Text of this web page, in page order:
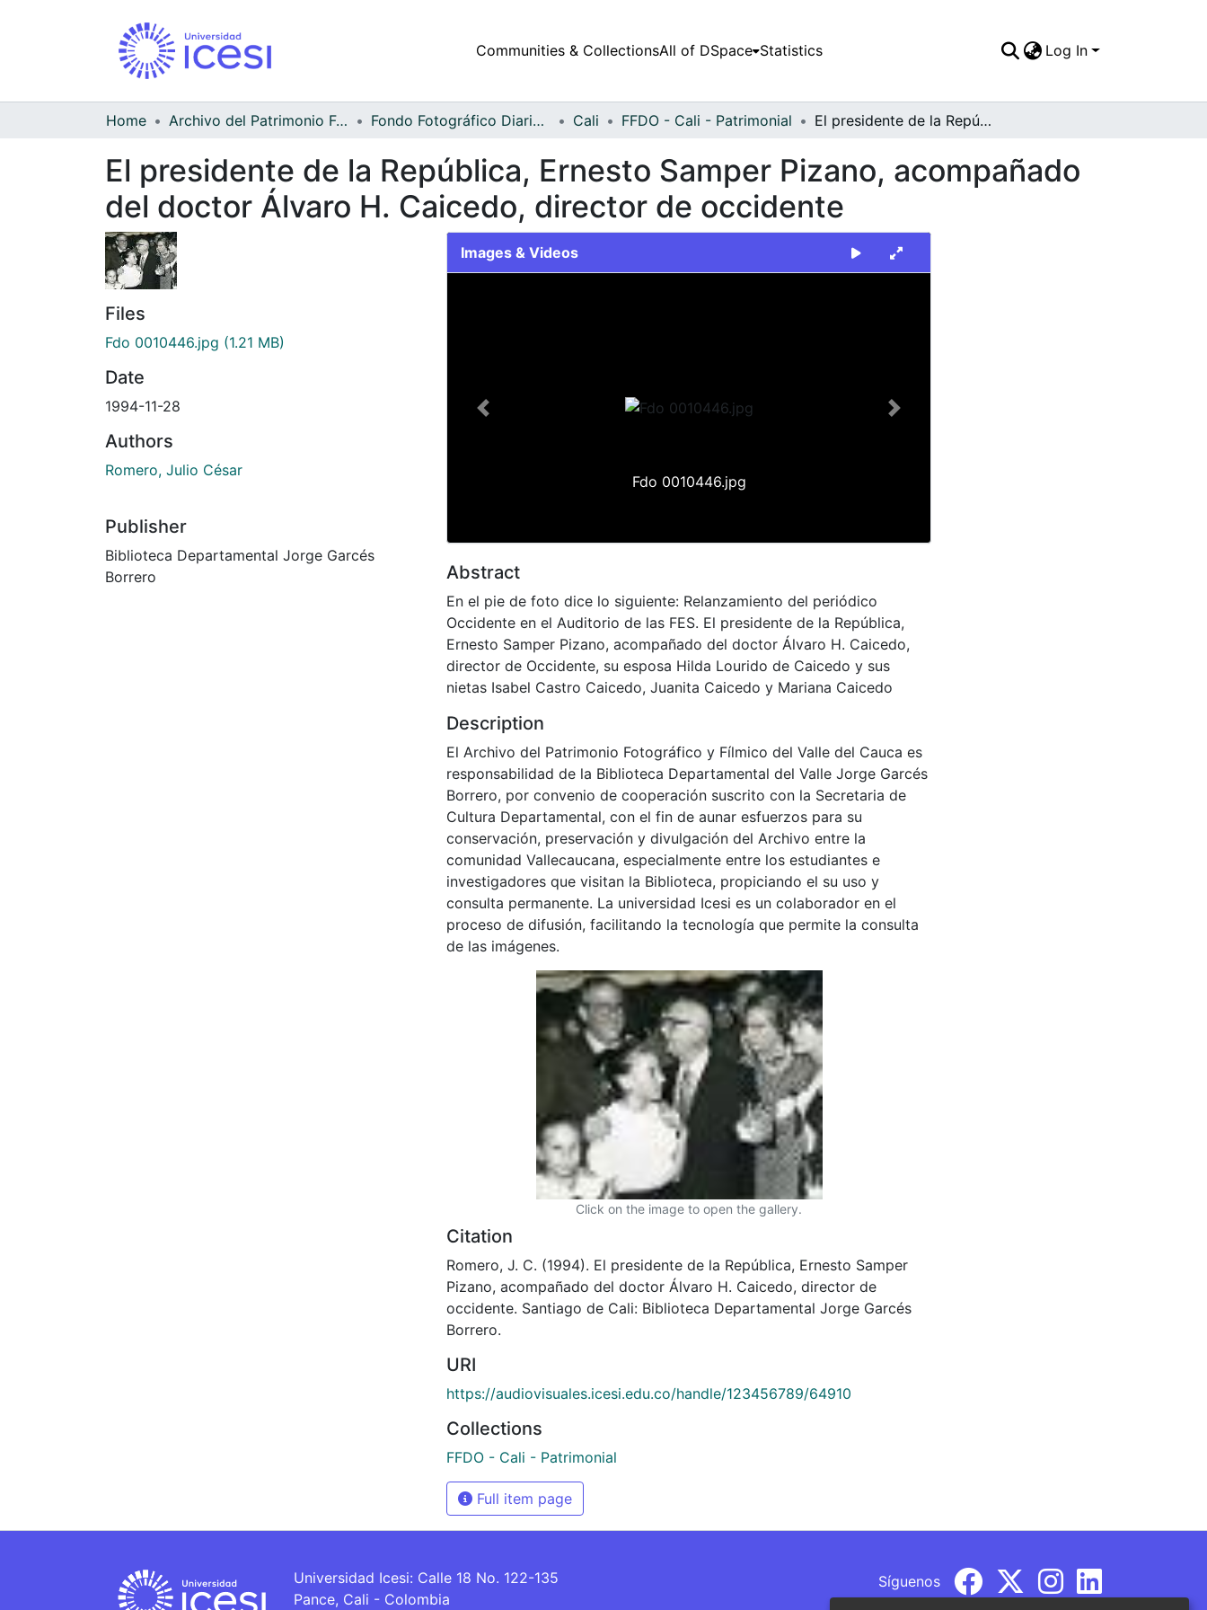
Communities & CollectionsAll of DSpace Statistics Log In
Home Archivo del Patrimonio Fotográfico y Fílmico del Valle del Cauca Fondo Fotográfico Diario Occidente Cali FFDO - Cali - Patrimonial El presidente de la República, Ernesto Samper Pizano, acompañado del doctor Álvaro H. Caicedo, director de occidente
El presidente de la República, Ernesto Samper Pizano, acompañado
del doctor Álvaro H. Caicedo, director de occidente
Files
Fdo 0010446.jpg (1.21 MB)
Date
1994-11-28
Authors
Romero, Julio César
Publisher
Biblioteca Departamental Jorge Garcés
Borrero
Images & Videos
Fdo 0010446.jpg
Previous Next
Abstract
En el pie de foto dice lo siguiente: Relanzamiento del periódico
Occidente en el Auditorio de las FES. El presidente de la República,
Ernesto Samper Pizano, acompañado del doctor Álvaro H. Caicedo,
director de Occidente, su esposa Hilda Lourido de Caicedo y sus
nietas Isabel Castro Caicedo, Juanita Caicedo y Mariana Caicedo
Description
El Archivo del Patrimonio Fotográfico y Fílmico del Valle del Cauca es
responsabilidad de la Biblioteca Departamental del Valle Jorge Garcés
Borrero, por convenio de cooperación suscrito con la Secretaria de
Cultura Departamental, con el fin de aunar esfuerzos para su
conservación, preservación y divulgación del Archivo entre la
comunidad Vallecaucana, especialmente entre los estudiantes e
investigadores que visitan la Biblioteca, propiciando el su uso y
consulta permanente. La universidad Icesi es un colaborador en el
proceso de difusión, facilitando la tecnología que permite la consulta
de las imágenes.
Click on the image to open the gallery.
Citation
Romero, J. C. (1994). El presidente de la República, Ernesto Samper
Pizano, acompañado del doctor Álvaro H. Caicedo, director de
occidente. Santiago de Cali: Biblioteca Departamental Jorge Garcés
Borrero.
URI
https://audiovisuales.icesi.edu.co/handle/123456789/64910
Collections
FFDO - Cali - Patrimonial
Full item page
Universidad Icesi: Calle 18 No. 122-135
Pance, Cali - Colombia
Síguenos